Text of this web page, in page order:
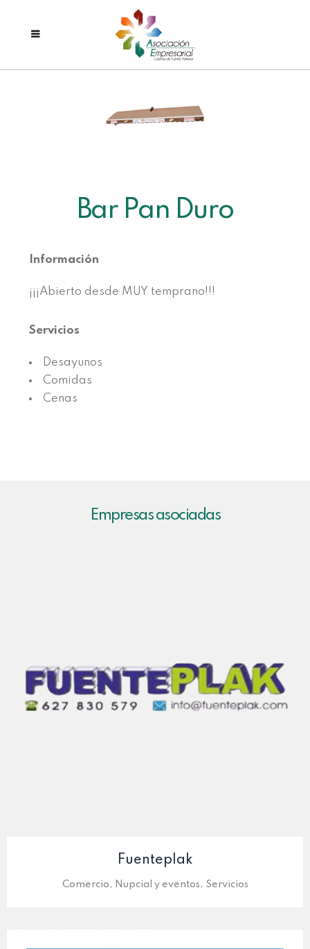
Bar Pan Duro
Información
¡¡¡Abierto desde MUY temprano!!!
Servicios
Desayunos
Comidas
Cenas
Empresas asociadas
Fuenteplak
Comercio, Nupcial y eventos, Servicios